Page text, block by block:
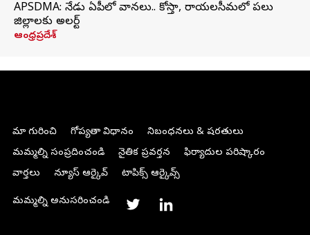
APSDMA: నేడు ఏపీలో వానలు.. కోస్తా, రాయలసీమలో పలు
జిల్లాలకు అలర్ట్
ఆంధ్రప్రదేశ్
మా గురించి గోప్యతా విధానం
నిబంధనలు & షరతులు
మమ్మల్ని సంప్రదించండి
నైతిక ప్రవర్తన
ఫిర్యాదుల పరిష్కారం
వార్తలు
న్యూస్ ఆర్కైవ్ టాపిక్స్ ఆర్కైవ్స్
మమ్మల్ని అనుసరించండి